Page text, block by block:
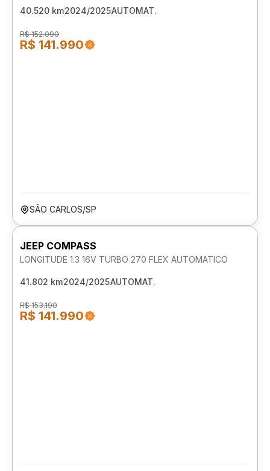
40.520 km2024/2025AUTOMAT.
R$ 152.090
R$ 141.990
SÃO CARLOS/SP
JEEP COMPASS
LONGITUDE 1.3 16V TURBO 270 FLEX AUTOMATICO
41.802 km2024/2025AUTOMAT.
R$ 153.190
R$ 141.990